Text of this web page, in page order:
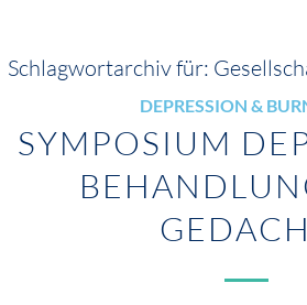
Schlagwortarchiv für:
DEPRESSION &
SYMPOSIUM